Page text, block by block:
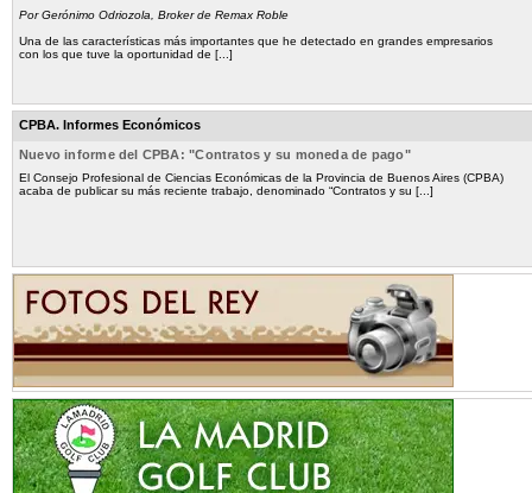
Por Gerónimo Odriozola, Broker de Remax Roble
Una de las características más importantes que he detectado en grandes empresarios
con los que tuve la oportunidad de [...]
CPBA. Informes Económicos
Nuevo informe del CPBA: "Contratos y su moneda de pago"
El Consejo Profesional de Ciencias Económicas de la Provincia de Buenos Aires (CPBA)
acaba de publicar su más reciente trabajo, denominado “Contratos y su [...]